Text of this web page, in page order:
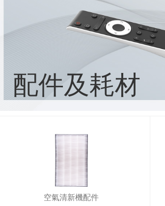
微波爐
超音波洗衣棒
配件及耗材
空氣清新機配件